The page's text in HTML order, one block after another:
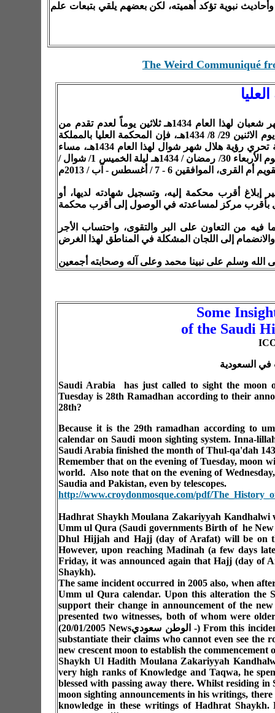
نبوية تؤكد أهميته، لكن بعضهم يلقي بتبعات علم
The Weird Communiqué
فأخذاً بالسنة المطهرة، واتباعاً للهدي النبوي، ونظراً لإكمال عدة شهر شعبان لهذا العام 1434هـ ثلاثين يوماً لعدم تقدم من
يشهد برؤية هلال شهر رمضان المبارك لهذا العام بعد غروب شمس يوم الاثنين 29/ 8/ 1434هـ، فإن المحكمة العليا بالمملكة
العربية السعودية ترغب من عموم المسلمين في جميع أنحاء المملكة تحري رؤية هلال شهر شوال لهذا العام 1434هـ، مساء
يوم الثلاثاء ليلة الأربعاء 29 - 30/ رمضان / 1434هـ، فإن لم يرَ فمساء يوم الأربعاء 30/ رمضان / 1434هـ ليلة الخميس 1/ شوال /
إبلاغ أقرب محكمة إليه، وتسجيل شهادته لديها، أو
فيه من التعاون على البر والتقوى، واحتساب الأجر
Some
of the Saudi
في السعودية
Saudi Arabia has just called to sight the moon
Tuesday is 28th Ramadhan according to their
28th?
Because it is the 29th ramadhan according to
calendar on Saudi moon sighting system. Inna-
Saudi Arabia finished the month of Thul-qa'dah
Remember that on the evening of Tuesday, moon
world. Also note that on the evening of
Saudia and Pakistan, even by telescopes.
http://www.croydonmosque.com/pdf/
Hadhrat Shaykh Moulana Zakariyyah Kandhalwi
Umm ul Qura (Saudi governments Birth of he
Dhul Hijjah and Hajj (day of Arafat) will be on
However, upon reaching Madinah (a few days
Friday, it was announced again that Hajj (day of
Shaykh).
The same incident occurred in 2005 also, when
Umm ul Qura calendar. Upon this alteration the
support their change in announcement of the
presented two witnesses, both of whom were
(20/01/2005 Newsاﻟﻮﻃﻦ ﺳﻌﻮدي -) From this
substantiate their claims who cannot even see the
new crescent moon to establish the commencement
Shaykh Ul Hadith Moulana Zakariyyah
very high ranks of Knowledge and Taqwa, he
blessed with passing away there. Whilst residing
moon sighting announcements in his writings,
knowledge in these writings of Hadhrat